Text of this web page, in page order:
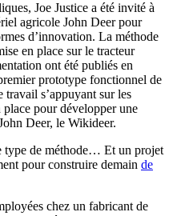
Joe Justice a été invité à
agricole John Deer pour
d’innovation. La méthode
en place sur le tracteur
ont été publiés en
prototype fonctionnel de
travail s’appuyant sur les
place pour développer une
Deer, le Wikideer.
type de méthode… Et un projet
pour construire demain de
chez un fabricant de